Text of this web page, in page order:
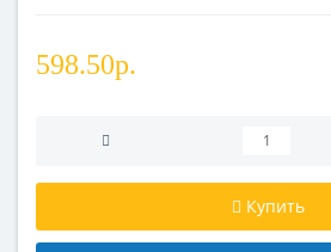
598.50р.
Купить